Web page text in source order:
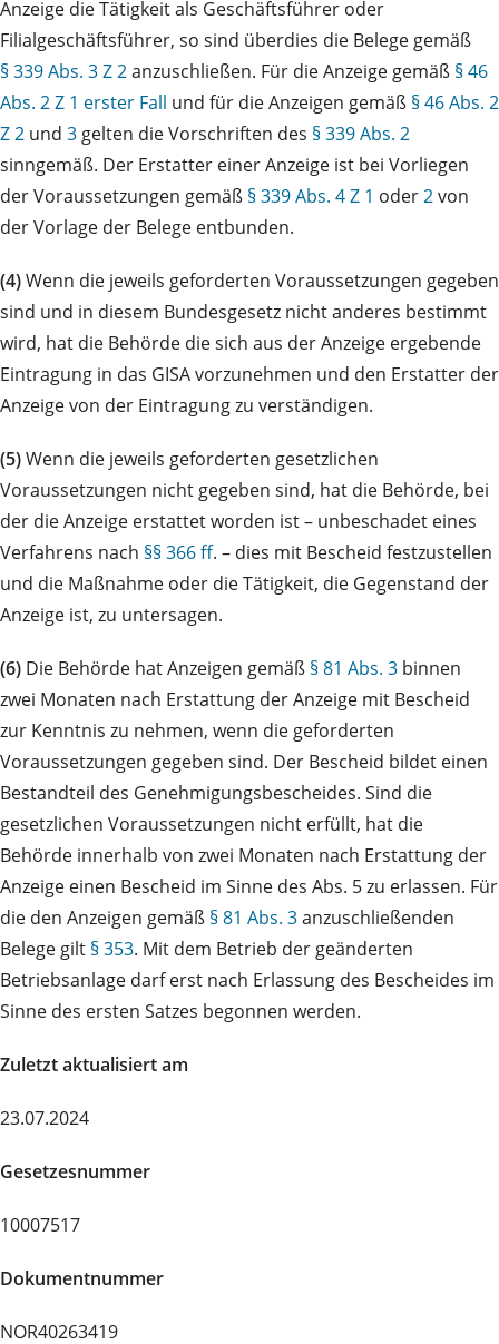
Anzeige die Tätigkeit als Geschäftsführer oder
Filialgeschäftsführer, so sind überdies die Belege gemäß
§ 339 Abs. 3 Z 2anzuschließen. Für die Anzeige gemäß § 46
Abs. 2 Z 1 erster Fall und für die Anzeigen gemäß § 46 Abs. 2
Z 2 und 3 gelten die Vorschriften des § 339 Abs. 2
sinngemäß. Der Erstatter einer Anzeige ist bei Vorliegen
der Voraussetzungen gemäß § 339 Abs. 4 Z 1 oder2von
der Vorlage der Belege entbunden.
(4)Wenn die jeweils geforderten Voraussetzungen gegeben
sind und in diesem Bundesgesetz nicht anderes bestimmt
wird, hat die Behörde die sich aus der Anzeige ergebende
Eintragung in das GISA vorzunehmen und den Erstatter der
Anzeige von der Eintragung zu verständigen.
(5)Wenn die jeweils geforderten gesetzlichen
Voraussetzungen nicht gegeben sind, hat die Behörde, bei
der die Anzeige erstattet worden ist – unbeschadet eines
Verfahrens nach §§ 366 ff. – dies mit Bescheid festzustellen
und die Maßnahme oder die Tätigkeit, die Gegenstand der
Anzeige ist, zu untersagen.
(6) Die Behörde hat Anzeigen gemäß § 81 Abs. 3 binnen
zwei Monaten nach Erstattung der Anzeige mit Bescheid
zur Kenntnis zu nehmen, wenn die geforderten
Voraussetzungen gegeben sind. Der Bescheid bildet einen
Bestandteil des Genehmigungsbescheides. Sind die
gesetzlichen Voraussetzungen nicht erfüllt, hat die
Behörde innerhalb von zwei Monaten nach Erstattung der
Anzeige einen Bescheid im Sinne des Abs. 5 zu erlassen. Für
die den Anzeigen gemäß § 81 Abs. 3anzuschließenden
Belege gilt § 353. Mit dem Betrieb der geänderten
Betriebsanlage darf erst nach Erlassung des Bescheides im
Sinne des ersten Satzes begonnen werden.
Zuletzt aktualisiert am
23.07.2024
Gesetzesnummer
10007517
Dokumentnummer
NOR40263419